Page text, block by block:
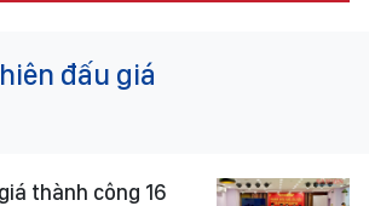
đấu giá
thành công 16